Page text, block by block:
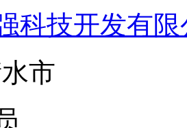
科技开发有限
市